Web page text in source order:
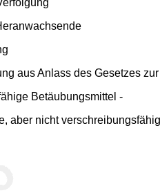
aus Anlass des Gesetzes
Betäubungsmittel -
aber nicht